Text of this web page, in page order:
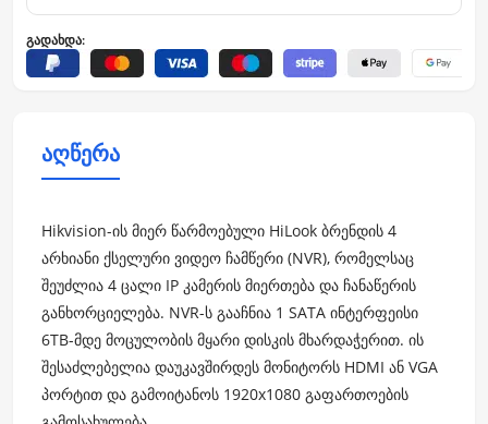
გადახდა:
აღწერა
Hikvision-ის მიერ წარმოებული HiLook ბრენდის 4
არხიანი ქსელური ვიდეო ჩამწერი (NVR), რომელსაც
შეუძლია 4 ცალი IP კამერის მიერთება და ჩანაწერის
განხორციელება. NVR-ს გააჩნია 1 SATA ინტერფეისი
6TB-მდე მოცულობის მყარი დისკის მხარდაჭერით. ის
შესაძლებელია დაუკავშირდეს მონიტორს HDMI ან VGA
პორტით და გამოიტანოს 1920x1080 გაფართოების